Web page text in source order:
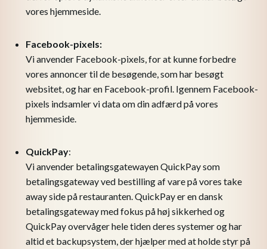
vores hjemmeside.
Facebook-pixels:
Vi anvender Facebook-pixels, for at kunne forbedre
vores annoncer til de besøgende, som har besøgt
websitet, og har en Facebook-profil. Igennem Facebook-
pixels indsamler vi data om din adfærd på vores
hjemmeside.
QuickPay:
​Vi anvender betalingsgatewayen QuickPay som
betalingsgateway ved bestilling af vare på vores take
away side på restauranten. QuickPay er en dansk
betalingsgateway med fokus på høj sikkerhed og
QuickPay overvåger hele tiden deres systemer og har
altid et backupsystem, der hjælper med at holde styr på